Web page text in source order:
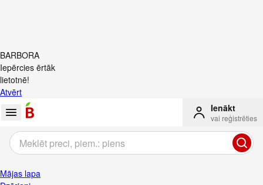
BARBORA
Iepērcies ērtāk
lietotnē!
Atvērt
Ienākt
vai reģistrēties
Mājas lapa